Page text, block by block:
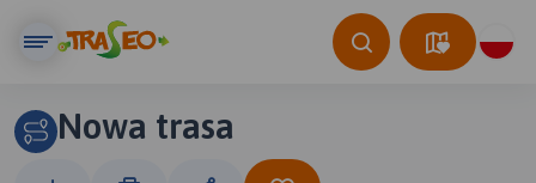
Nowa trasa